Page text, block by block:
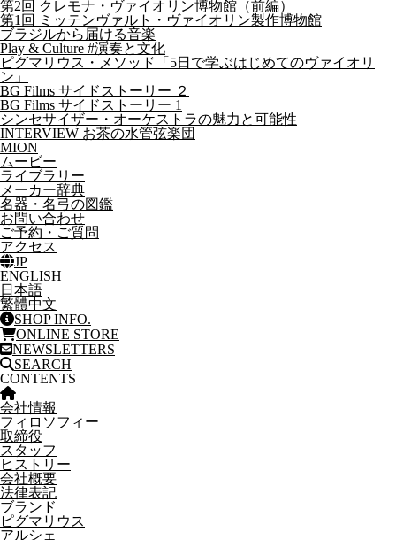
第2回 クレモナ・ヴァイオリン博物館（前編）
第1回 ミッテンヴァルト・ヴァイオリン製作博物館
ブラジルから届ける音楽
Play & Culture #演奏と文化
ピグマリウス・メソッド「5日で学ぶはじめてのヴァイオリ
ン」
BG Films サイドストーリー ２
BG Films サイドストーリー 1
シンセサイザー・オーケストラの魅力と可能性
INTERVIEW お茶の水管弦楽団
MION
ムービー
ライブラリー
メーカー辞典
名器・名弓の図鑑
お問い合わせ
ご予約・ご質問
アクセス
JP
ENGLISH
日本語
繁體中文
SHOP INFO.
ONLINE STORE
NEWSLETTERS
SEARCH
CONTENTS
会社情報
フィロソフィー
取締役
スタッフ
ヒストリー
会社概要
法律表記
ブランド
ピグマリウス
アルシェ